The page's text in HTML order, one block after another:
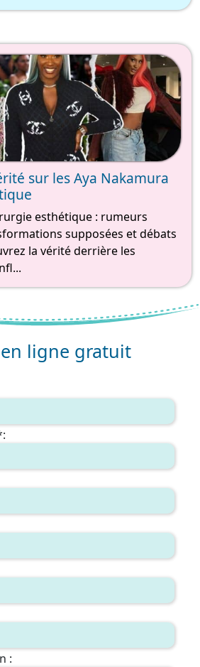
sur les Aya Nakamura
esthétique : rumeurs
supposées et débats
la vérité derrière les
en ligne gratuit
: